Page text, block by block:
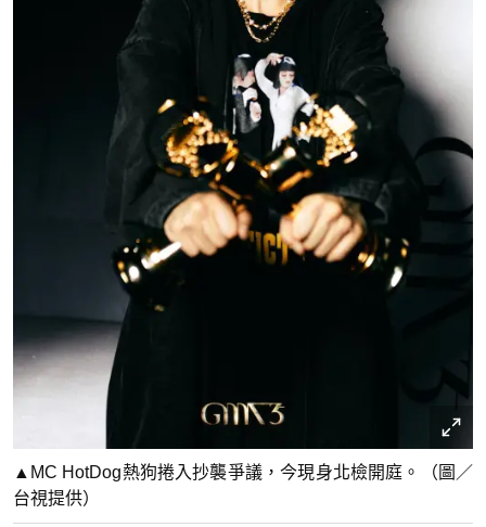
▲MC HotDog熱狗捲入抄襲爭議，今現身北檢開庭。（圖／
台視提供）